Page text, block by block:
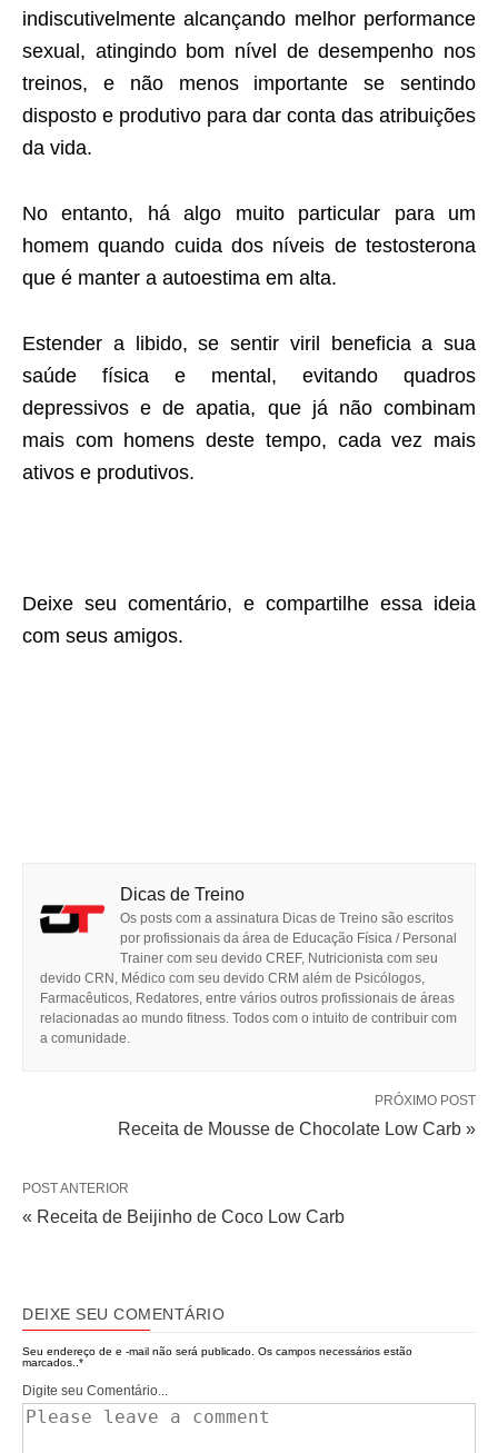
indiscutivelmente alcançando melhor performance
sexual, atingindo bom nível de desempenho nos
treinos, e não menos importante se sentindo
disposto e produtivo para dar conta das atribuições
da vida.
No entanto, há algo muito particular para um
homem quando cuida dos níveis de testosterona
que é manter a autoestima em alta.
Estender a libido, se sentir viril beneficia a sua
saúde física e mental, evitando quadros
depressivos e de apatia, que já não combinam
mais com homens deste tempo, cada vez mais
ativos e produtivos.
Deixe seu comentário, e compartilhe essa ideia
com seus amigos.
Dicas de Treino
Os posts com a assinatura Dicas de Treino são escritos
por profissionais da área de Educação Física / Personal
Trainer com seu devido CREF, Nutricionista com seu
devido CRN, Médico com seu devido CRM além de Psicólogos,
Farmacêuticos, Redatores, entre vários outros profissionais de áreas
relacionadas ao mundo fitness. Todos com o intuito de contribuir com
a comunidade.
PRÓXIMO POST
Receita de Mousse de Chocolate Low Carb »
POST ANTERIOR
« Receita de Beijinho de Coco Low Carb
DEIXE SEU COMENTÁRIO
Seu endereço de e -mail não será publicado. Os campos necessários estão
marcados..*
Digite seu Comentário...